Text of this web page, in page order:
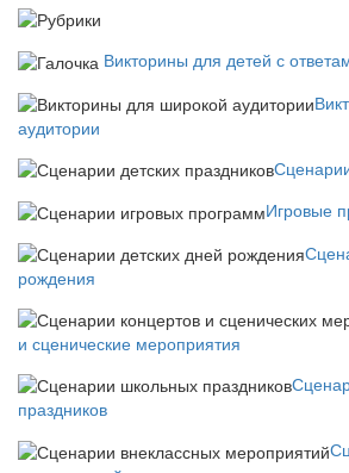
Викторины для детей с
аудитории
Игровые
рождения
и сценические мероприятия
праздников